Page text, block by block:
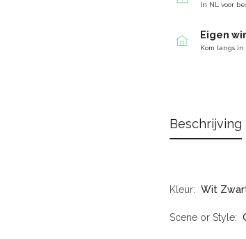
In NL voor
Eigen
Kom langs
Beschrijving
Kleur Wit
Scene or Style